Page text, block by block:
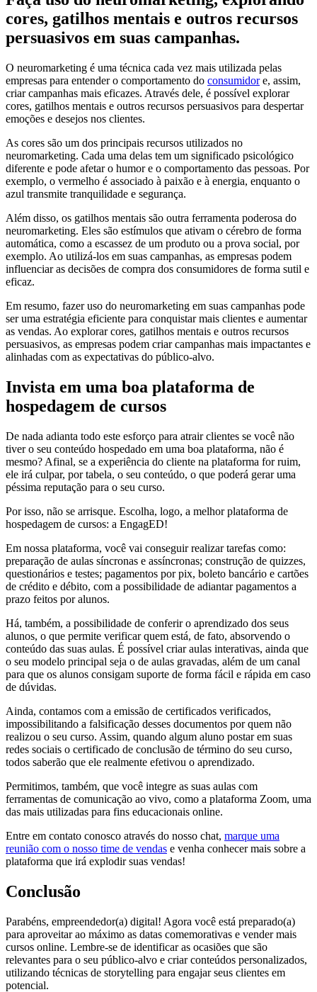
cores, gatilhos mentais e outros recursos
persuasivos em suas campanhas.
O neuromarketing é uma técnica cada vez mais utilizada pelas
empresas para entender o comportamento do consumidore, assim,
criar campanhas mais eficazes. Através dele, é possível explorar
cores, gatilhos mentais e outros recursos persuasivos para despertar
emoções e desejos nos clientes.
As cores são um dos principais recursos utilizados no
neuromarketing. Cada uma delas tem um significado psicológico
diferente e pode afetar o humor e o comportamento das pessoas. Por
exemplo, o vermelho é associado à paixão e à energia, enquanto o
azul transmite tranquilidade e segurança.
Além disso, os gatilhos mentais são outra ferramenta poderosa do
neuromarketing. Eles são estímulos que ativam o cérebro de forma
automática, como a escassez de um produto ou a prova social, por
exemplo. Ao utilizá-los em suas campanhas, as empresas podem
influenciar as decisões de compra dos consumidores de forma sutil e
eficaz.
Em resumo, fazer uso do neuromarketing em suas campanhas pode
ser uma estratégia eficiente para conquistar mais clientes e aumentar
as vendas. Ao explorar cores, gatilhos mentais e outros recursos
persuasivos, as empresas podem criar campanhas mais impactantes e
alinhadas com as expectativas do público-alvo.
Invista em uma boa plataforma de
hospedagem de cursos
De nada adianta todo este esforço para atrair clientes se você não
tiver o seu conteúdo hospedado em uma boa plataforma, não é
mesmo? Afinal, se a experiência do cliente na plataforma for ruim,
ele irá culpar, por tabela, o seu conteúdo, o que poderá gerar uma
péssima reputação para o seu curso.
Por isso, não se arrisque. Escolha, logo, a melhor plataforma de
hospedagem de cursos: a EngagED!
Em nossa plataforma, você vai conseguir realizar tarefas como:
preparação de aulas síncronas e assíncronas; construção de quizzes,
questionários e testes; pagamentos por pix, boleto bancário e cartões
de crédito e débito, com a possibilidade de adiantar pagamentos a
prazo feitos por alunos.
Há, também, a possibilidade de conferir o aprendizado dos seus
alunos, o que permite verificar quem está, de fato, absorvendo o
conteúdo das suas aulas. É possível criar aulas interativas, ainda que
o seu modelo principal seja o de aulas gravadas, além de um canal
para que os alunos consigam suporte de forma fácil e rápida em caso
de dúvidas.
Ainda, contamos com a emissão de certificados verificados,
impossibilitando a falsificação desses documentos por quem não
realizou o seu curso. Assim, quando algum aluno postar em suas
redes sociais o certificado de conclusão de término do seu curso,
todos saberão que ele realmente efetivou o aprendizado.
Permitimos, também, que você integre as suas aulas com
ferramentas de comunicação ao vivo, como a plataforma Zoom, uma
das mais utilizadas para fins educacionais online.
Entre em contato conosco através do nosso chat, marque uma
reunião com o nosso time de vendas e venha conhecer mais sobre a
plataforma que irá explodir suas vendas!
Conclusão
Parabéns, empreendedor(a) digital! Agora você está preparado(a)
para aproveitar ao máximo as datas comemorativas e vender mais
cursos online. Lembre-se de identificar as ocasiões que são
relevantes para o seu público-alvo e criar conteúdos personalizados,
utilizando técnicas de storytelling para engajar seus clientes em
potencial.